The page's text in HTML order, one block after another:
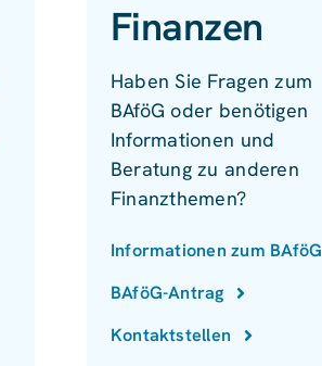
Finanzen
Haben Sie Fragen zum
BAföG oder benötigen
Informationen und
Beratung zu anderen
Finanzthemen?
Informationen zum BAföG
BAföG-Antrag
Kontaktstellen